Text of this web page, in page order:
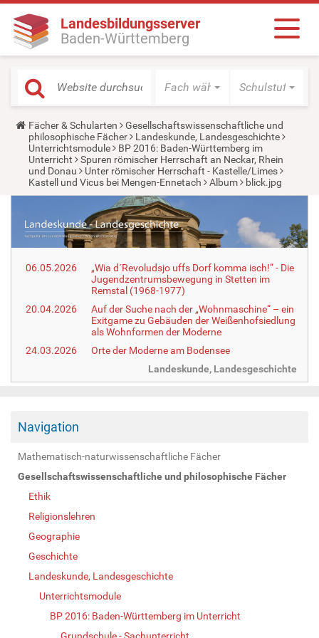
Landesbildungsserver
Baden-Württemberg
Fach wählen Schulstufe
Y
o
u
a
r
e
h
e
:
Fächer & Schularten
Gesellschaftswissenschaftliche und
philosophische Fächer
Landeskunde, Landesgeschichte
Unterrichtsmodule
BP 2016: Baden-Württemberg im
Unterricht
Spuren römischer Herrschaft an Neckar, Rhein
und Donau
Unter römischer Herrschaft - Kastelle/Limes
Kastell und Vicus bei Mengen-Ennetach
Album blick.jpg
06.05.2026
„Wia d´Revoludsjo uffs Dorf komma isch!“ - Die
Jugendzentrumsbewegung in Stetten im
Remstal (1968-1977)
20.04.2026
Auf der Suche nach der „Wohnmaschine“ – ein
Exitgame zu Gebäuden der Weißenhofsiedlung
als Wohnformen der Moderne
24.03.2026
Orte der Moderne am Bodensee
Landeskunde, Landesgeschichte
Navigation
Mathematisch-naturwissenschaftliche Fächer
Gesellschaftswissenschaftliche und philosophische Fächer
Ethik
Religionslehren
Geographie
Geschichte
Landeskunde, Landesgeschichte
Unterrichtsmodule
BP 2016: Baden-Württemberg im Unterricht